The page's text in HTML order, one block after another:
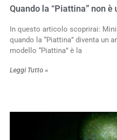
Quando la “Piattina” non
In questo articolo scoprirai:
quando la “Piattina” diventa un
modello “Piattina” è la
Leggi Tutto »